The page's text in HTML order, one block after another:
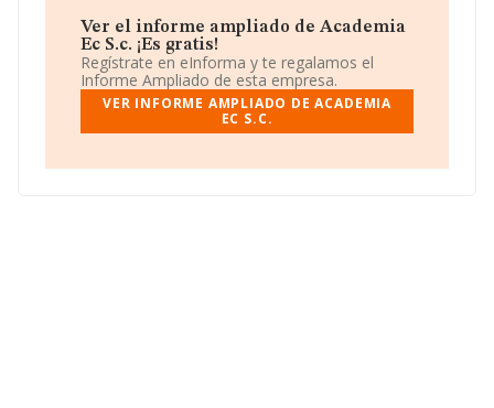
Ver el informe ampliado de Academia
Ec S.c. ¡Es gratis!
Regístrate en eInforma y te regalamos el
Informe Ampliado de esta empresa.
VER INFORME AMPLIADO DE ACADEMIA
EC S.C.